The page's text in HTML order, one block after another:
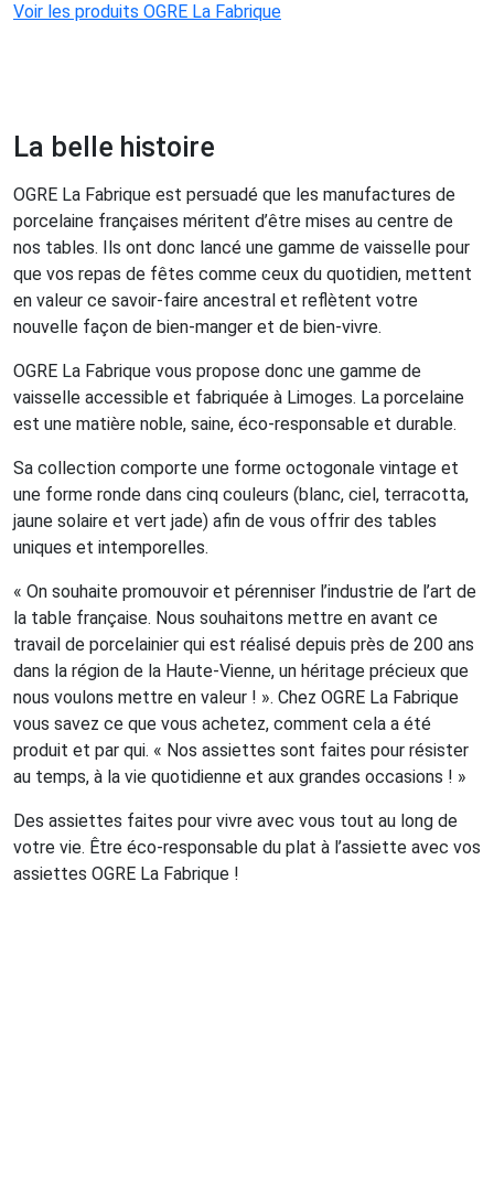
Voir les produits OGRE La Fabrique
La belle histoire
OGRE La Fabrique est persuadé que les manufactures de
porcelaine françaises méritent d’être mises au centre de
nos tables. Ils ont donc lancé une gamme de vaisselle pour
que vos repas de fêtes comme ceux du quotidien, mettent
en valeur ce savoir-faire ancestral et reflètent votre
nouvelle façon de bien-manger et de bien-vivre.
OGRE La Fabrique vous propose donc une gamme de
vaisselle accessible et fabriquée à Limoges. La porcelaine
est une matière noble, saine, éco-responsable et durable.
Sa collection comporte une forme octogonale vintage et
une forme ronde dans cinq couleurs (blanc, ciel, terracotta,
jaune solaire et vert jade) afin de vous offrir des tables
uniques et intemporelles.
« On souhaite promouvoir et pérenniser l’industrie de l’art de
la table française. Nous souhaitons mettre en avant ce
travail de porcelainier qui est réalisé depuis près de 200 ans
dans la région de la Haute-Vienne, un héritage précieux que
nous voulons mettre en valeur ! ». Chez OGRE La Fabrique
vous savez ce que vous achetez, comment cela a été
produit et par qui. « Nos assiettes sont faites pour résister
au temps, à la vie quotidienne et aux grandes occasions ! »
Des assiettes faites pour vivre avec vous tout au long de
votre vie. Être éco-responsable du plat à l’assiette avec vos
assiettes OGRE La Fabrique !